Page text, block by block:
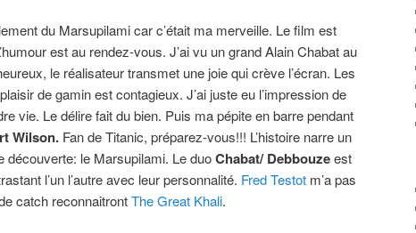
du Marsupilami car c’était ma merveille. Le film est
est au rendez-vous. J’ai vu un grand Alain Chabat au
le réalisateur transmet une joie qui crève l’écran. Les
de gamin est contagieux. J’ai juste eu l’impression de
vie. Le délire fait du bien. Puis ma pépite en barre pendant
Wilson. Fan de Titanic, préparez-vous!!! L’histoire narre un
découverte: le Marsupilami. Le duoChabat/ Debbouzeest
l’un l’autre avec leur personnalité. Fred Testot m’a pas
catch reconnaitrontThe Great Khali.